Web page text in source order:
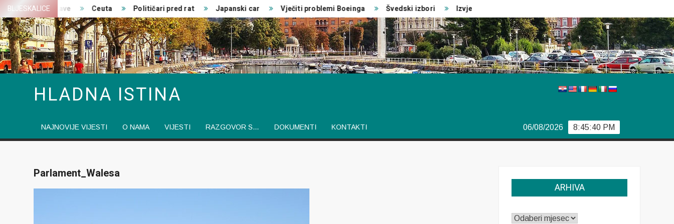
Skip
to
content
BLJESKALICE
Zajedničke izjave Ceuta Političari pred rat Japanski car Vječiti problemi Boeinga Švedski izbori Izvještaj Europola
HLADNA ISTINA
NAJNOVIJE VIJESTI O NAMA VIJESTI RAZGOVOR S… DOKUMENTI KONTAKTI 8:45:41 PM
06/08/2026
Parlament_Walesa
ARHIVA
ARHIVA